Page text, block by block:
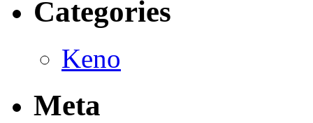
Categories
Keno
Meta